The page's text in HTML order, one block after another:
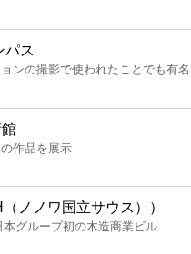
パス
ンの撮影で使われたことでも有
作品を展示
ノノワ国立サウス））
グループ初の木造商業ビル